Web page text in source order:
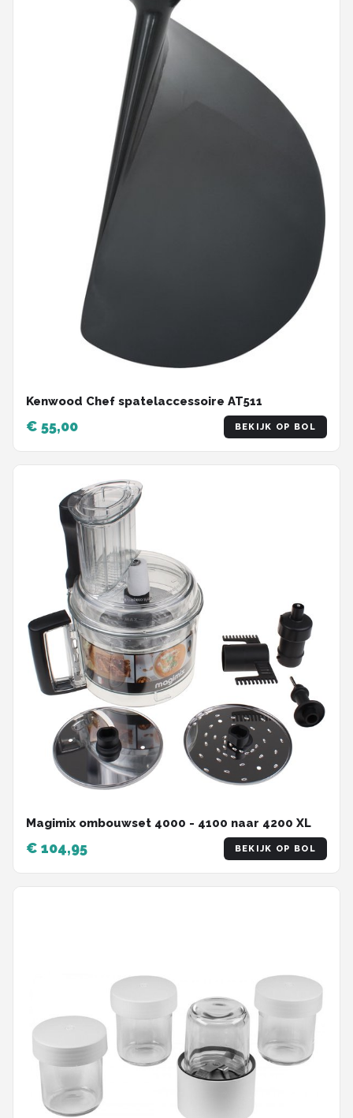
Kenwood Chef spatelaccessoire AT511
€ 55,00 BEKIJK OP BOL
Magimix ombouwset 4000 - 4100 naar 4200 XL
€ 104,95 BEKIJK OP BOL